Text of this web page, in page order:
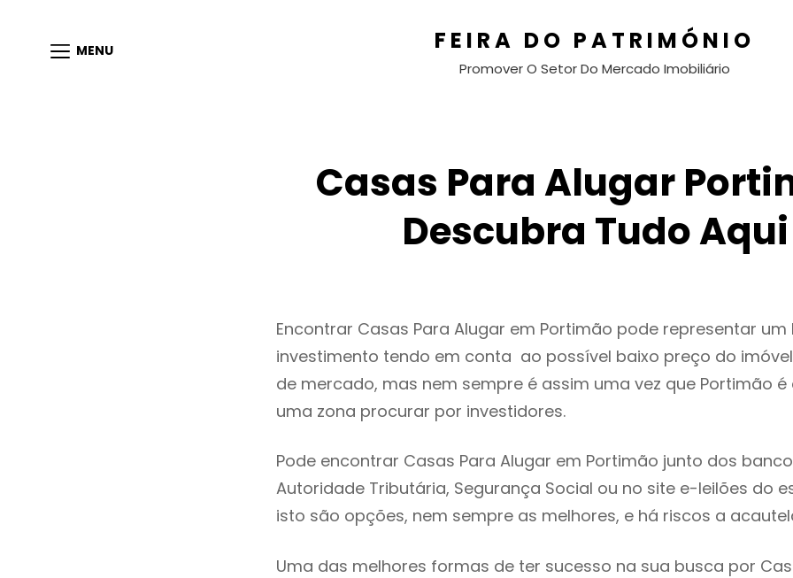
MENU FEIRA DO PATRIMÓNIO
Promover O Setor Do Mercado Imobiliário
Casas Para Alugar
Descubra Tudo Aqui
Encontrar Casas Para Alugar em Portimão pode representar
investimento tendo em conta ao possível baixo preço do
de mercado, mas nem sempre é assim uma vez que Portimão
uma zona procurar por investidores.
Pode encontrar Casas Para Alugar em Portimão junto dos
Autoridade Tributária, Segurança Social ou no site e-leilões do
isto são opções, nem sempre as melhores, e há riscos a
Uma das melhores formas de ter sucesso na sua busca por